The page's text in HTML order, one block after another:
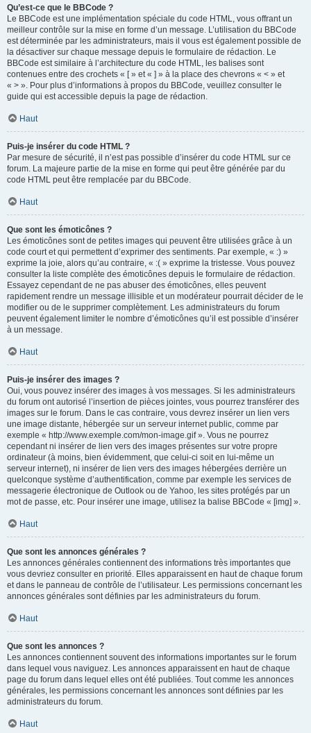
Qu’est-ce que le BBCode ?
Le BBCode est une implémentation spéciale du code HTML, vous offrant un
meilleur contrôle sur la mise en forme d’un message. L’utilisation du BBCode
est déterminée par les administrateurs, mais il vous est également possible de
la désactiver sur chaque message depuis le formulaire de rédaction. Le
BBCode est similaire à l’architecture du code HTML, les balises sont
contenues entre des crochets « [ » et « ] » à la place des chevrons « < » et
« > ». Pour plus d’informations à propos du BBCode, veuillez consulter le
guide qui est accessible depuis la page de rédaction.
Haut
Puis-je insérer du code HTML ?
Par mesure de sécurité, il n’est pas possible d’insérer du code HTML sur ce
forum. La majeure partie de la mise en forme qui peut être générée par du
code HTML peut être remplacée par du BBCode.
Haut
Que sont les émoticônes ?
Les émoticônes sont de petites images qui peuvent être utilisées grâce à un
code court et qui permettent d’exprimer des sentiments. Par exemple, « :) »
exprime la joie, alors qu’au contraire, « :( » exprime la tristesse. Vous pouvez
consulter la liste complète des émoticônes depuis le formulaire de rédaction.
Essayez cependant de ne pas abuser des émoticônes, elles peuvent
rapidement rendre un message illisible et un modérateur pourrait décider de le
modifier ou de le supprimer complètement. Les administrateurs du forum
peuvent également limiter le nombre d’émoticônes qu’il est possible d’insérer
à un message.
Haut
Puis-je insérer des images ?
Oui, vous pouvez insérer des images à vos messages. Si les administrateurs
du forum ont autorisé l’insertion de pièces jointes, vous pourrez transférer des
images sur le forum. Dans le cas contraire, vous devrez insérer un lien vers
une image distante, hébergée sur un serveur internet public, comme par
exemple « http://www.exemple.com/mon-image.gif ». Vous ne pourrez
cependant ni insérer de lien vers des images présentes sur votre propre
ordinateur (à moins, bien évidemment, que celui-ci soit en lui-même un
serveur internet), ni insérer de lien vers des images hébergées derrière un
quelconque système d’authentification, comme par exemple les services de
messagerie électronique de Outlook ou de Yahoo, les sites protégés par un
mot de passe, etc. Pour insérer une image, utilisez la balise BBCode « [img] ».
Haut
Que sont les annonces générales ?
Les annonces générales contiennent des informations très importantes que
vous devriez consulter en priorité. Elles apparaissent en haut de chaque forum
et dans le panneau de contrôle de l’utilisateur. Les permissions concernant les
annonces générales sont définies par les administrateurs du forum.
Haut
Que sont les annonces ?
Les annonces contiennent souvent des informations importantes sur le forum
dans lequel vous naviguez. Les annonces apparaissent en haut de chaque
page du forum dans lequel elles ont été publiées. Tout comme les annonces
générales, les permissions concernant les annonces sont définies par les
administrateurs du forum.
Haut